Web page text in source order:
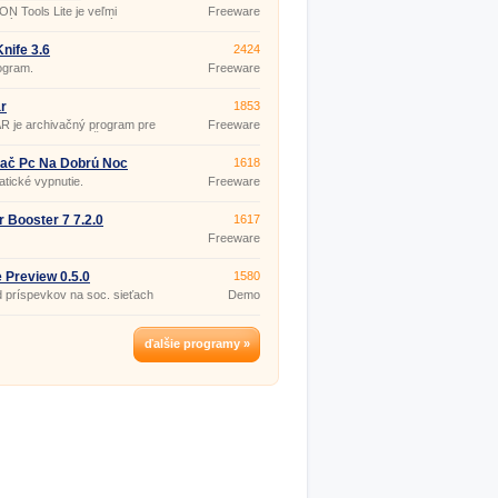
ho zároveň s vami
– uTorrent je na to ako
Tools Lite je veľmi
programom, ktorý
diskami. Tento nástroj je
emulovať takmer všetky
aj nechránené CD alebo
Freeware
3.6
2424
Freeware
je archivačný program pre
Windows . Možno jednu,
Viete ako rozbaliť RAR či
sa takýto súbor nachádza aj
počítači vieme vám
1853
Freeware
Pc Na Dobrú Noc
vypnutie.
1618
Freeware
Booster 7 7.2.0
1617
Freeware
Preview 0.5.0
príspevkov na soc. sieťach
1580
Demo
ďalšie programy »